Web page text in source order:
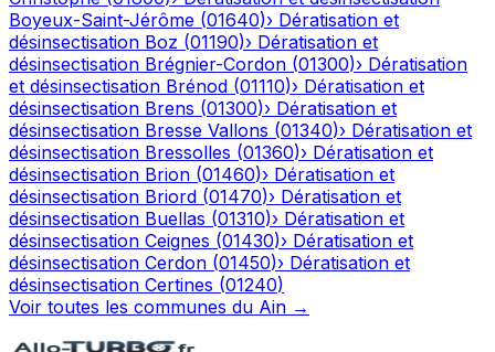
Boyeux-Saint-Jérôme (01640)› Dératisation et
désinsectisation Boz (01190)› Dératisation et
désinsectisation Brégnier-Cordon (01300)› Dératisation
et désinsectisation Brénod (01110)› Dératisation et
désinsectisation Brens (01300)› Dératisation et
désinsectisation Bresse Vallons (01340)› Dératisation et
désinsectisation Bressolles (01360)› Dératisation et
désinsectisation Brion (01460)› Dératisation et
désinsectisation Briord (01470)› Dératisation et
désinsectisation Buellas (01310)› Dératisation et
désinsectisation Ceignes (01430)› Dératisation et
désinsectisation Cerdon (01450)› Dératisation et
désinsectisation Certines (01240)
Voir toutes les communes du Ain →